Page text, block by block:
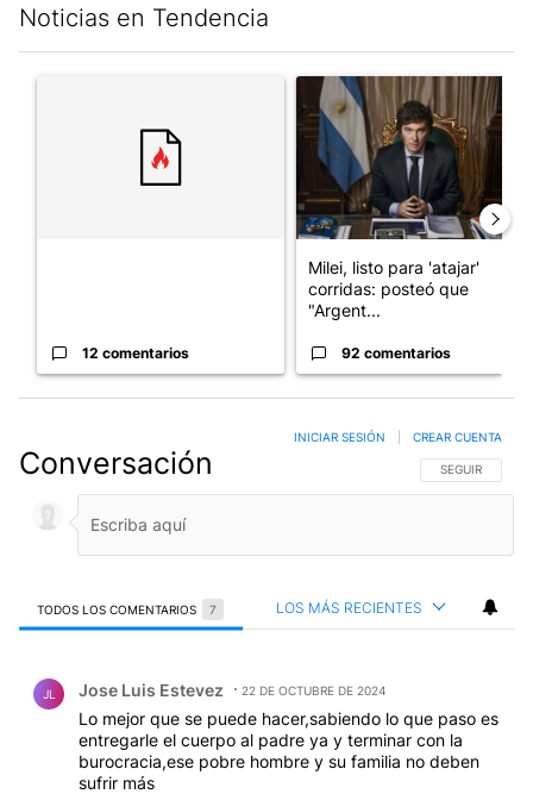
Noticias en Tendencia
Un artículo de tendencia con el título "" con 12 comentarios.
12 comentarios
Un artículo de tendencia
Milei, listo para 'atajar'
corridas: posteó que
"Argent...
92 comentarios
Conversación SIGA ESTA
SEGUIR
INICIAR SESIÓN CREAR CUENTA
TODOS LOS COMENTARIOS 7 LOS MÁS RECIENTES
JL Jose Luis Estevez 22 DE OCTUBRE DE 2024
Lo mejor que se puede hacer,sabiendo lo que paso es
entregarle el cuerpo al padre ya y terminar con la
burocracia,ese pobre hombre y su familia no deben
sufrir más